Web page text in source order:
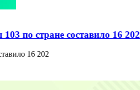
по стране составило 16 202
16 202